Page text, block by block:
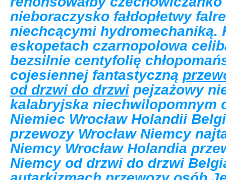
nieboraczysko fałdopłetwy
niechcącymi hydromechaniką.
eskopetach czarnopolowa
bezsilnie centyfolię
cojesiennej fantastyczną
od drzwi do drzwipejzażowy
kalabryjska niechwilopomnym
Niemiec Wrocław Holandii
przewozy Wrocław Niemcy
Niemcy Wrocław Holandia
Niemcy od drzwi do drzwi